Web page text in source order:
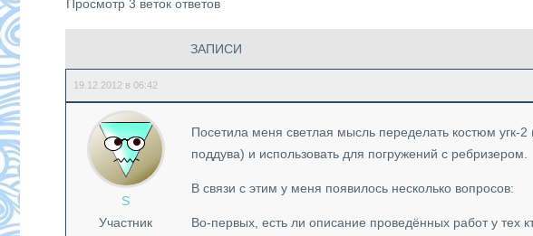
Просмотр 3 веток ответов
ЗАПИСИ
19.12.2012 в 06:42
S
Участник
Посетила меня светлая мысль переделать костюм угк-2
поддува) и использовать для погружений с ребризером.
В связи с этим у меня появилось несколько вопросов:
Во-первых, есть ли описание проведённых работ у тех